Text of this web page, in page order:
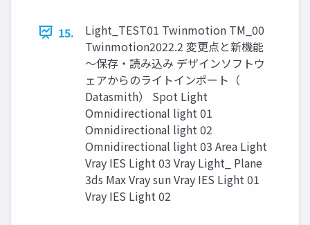
15.
Light_TEST01 Twinmotion TM_00
Twinmotion2022.2 変更点と新機能
～保存・読み込み デザインソフトウ
ェアからのライトインポート（
Datasmith） Spot Light
Omnidirectional light 01
Omnidirectional light 02
Omnidirectional light 03 Area Light
Vray IES Light 03 Vray Light_ Plane
3ds Max Vray sun Vray IES Light 01
Vray IES Light 02